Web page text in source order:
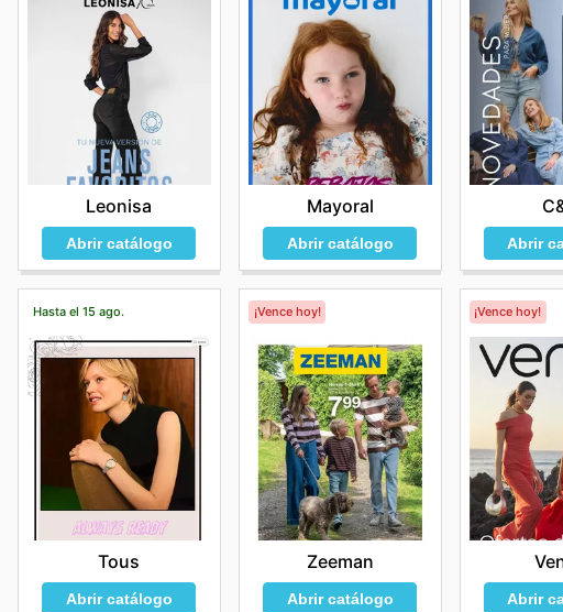
Leonisa
Abrir catálogo
Mayoral
Abrir catálogo Abrir
Hasta el 15 ago.
Tous
Abrir catálogo
¡Vence hoy!
Zeeman
Abrir catálogo
¡Vence hoy!
Abrir